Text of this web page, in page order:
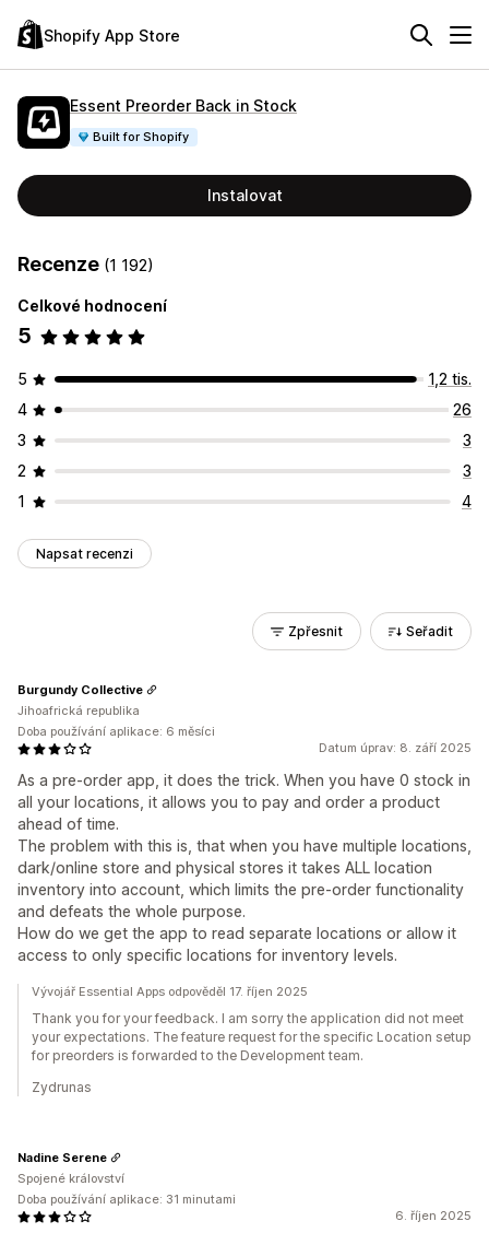
Shopify App Store
Essent Preorder Back in Stock
Built for Shopify
Instalovat
Recenze (1 192)
Celkové hodnocení
5
5
1,2 tis.
4
26
3
3
2
3
1
4
Napsat recenzi
Zpřesnit Seřadit
Datum úprav: 8. září 2025
As a pre-order app, it does the trick. When you have 0 stock in
all your locations, it allows you to pay and order a product
ahead of time.
The problem with this is, that when you have multiple locations,
dark/online store and physical stores it takes ALL location
inventory into account, which limits the pre-order functionality
and defeats the whole purpose.
How do we get the app to read separate locations or allow it
access to only specific locations for inventory levels.
Burgundy Collective
Jihoafrická republika
Doba používání aplikace: 6 měsíci
Vývojář Essential Apps odpověděl 17. říjen 2025
Thank you for your feedback. I am sorry the application did not meet
your expectations. The feature request for the specific Location setup
for preorders is forwarded to the Development team.
Zydrunas
6. říjen 2025
Nadine Serene
Spojené království
Doba používání aplikace: 31 minutami